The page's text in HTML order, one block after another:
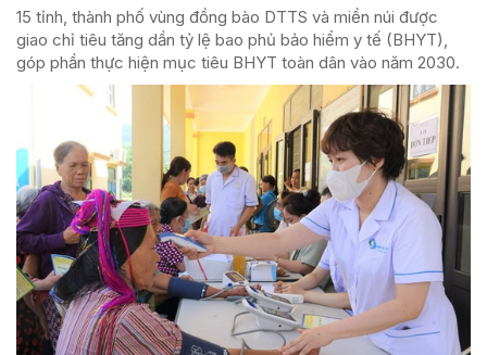
15 tỉnh, thành phố vùng đồng bào DTTS và miền núi được
giao chỉ tiêu tăng dần tỷ lệ bao phủ bảo hiểm y tế (BHYT),
góp phần thực hiện mục tiêu BHYT toàn dân vào năm 2030.